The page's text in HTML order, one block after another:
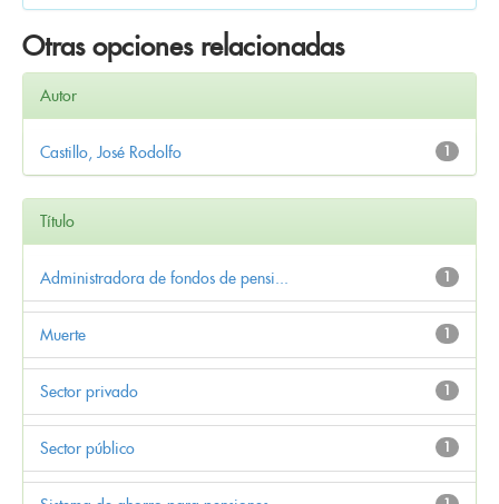
Otras opciones relacionadas
Autor
1
Castillo, José Rodolfo
Título
1
Administradora de fondos de pensi...
1
Muerte
1
Sector privado
1
Sector público